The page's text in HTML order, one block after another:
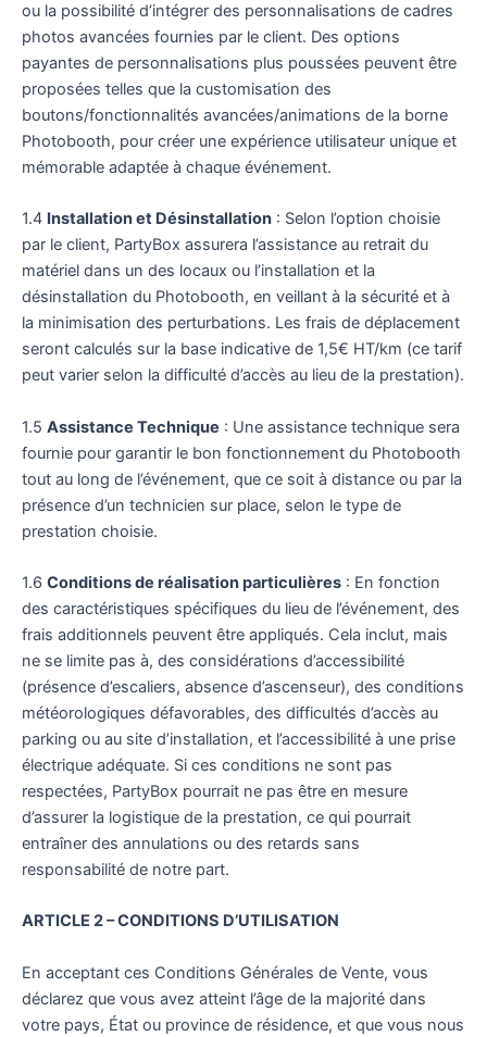
ou la possibilité d’intégrer des personnalisations de cadres
photos avancées fournies par le client. Des options
payantes de personnalisations plus poussées peuvent être
proposées telles que la customisation des
boutons/fonctionnalités avancées/animations de la borne
Photobooth, pour créer une expérience utilisateur unique et
mémorable adaptée à chaque événement.
1.4 Installation et Désinstallation : Selon l’option choisie
par le client, PartyBox assurera l’assistance au retrait du
matériel dans un des locaux ou l’installation et la
désinstallation du Photobooth, en veillant à la sécurité et à
la minimisation des perturbations. Les frais de déplacement
seront calculés sur la base indicative de 1,5€ HT/km (ce tarif
peut varier selon la difficulté d’accès au lieu de la prestation).
1.5 Assistance Technique : Une assistance technique sera
fournie pour garantir le bon fonctionnement du Photobooth
tout au long de l’événement, que ce soit à distance ou par la
présence d’un technicien sur place, selon le type de
prestation choisie.
1.6 Conditions de réalisation particulières : En fonction
des caractéristiques spécifiques du lieu de l’événement, des
frais additionnels peuvent être appliqués. Cela inclut, mais
ne se limite pas à, des considérations d’accessibilité
(présence d’escaliers, absence d’ascenseur), des conditions
météorologiques défavorables, des difficultés d’accès au
parking ou au site d’installation, et l’accessibilité à une prise
électrique adéquate. Si ces conditions ne sont pas
respectées, PartyBox pourrait ne pas être en mesure
d’assurer la logistique de la prestation, ce qui pourrait
entraîner des annulations ou des retards sans
responsabilité de notre part.
ARTICLE 2 – CONDITIONS D’UTILISATION
En acceptant ces Conditions Générales de Vente, vous
déclarez que vous avez atteint l’âge de la majorité dans
votre pays, État ou province de résidence, et que vous nous